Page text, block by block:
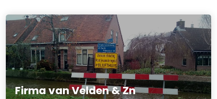
Firma van Velden & Zn